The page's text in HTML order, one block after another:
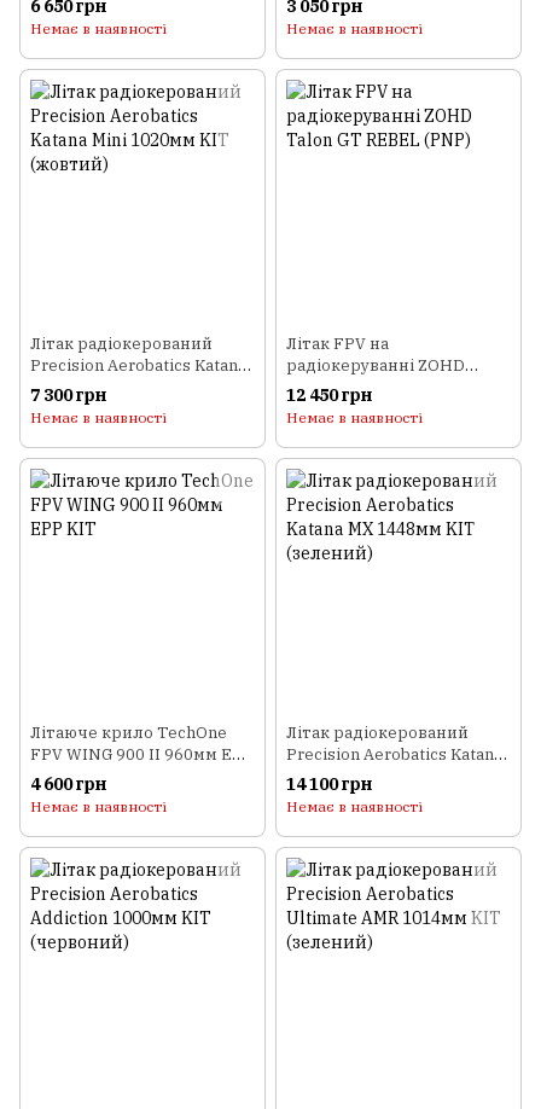
1800мм (KIT)
6 650 грн
Немає в наявності
3 050 грн
Немає в наявності
Літак радіокерований
Precision Aerobatics Katana
Mini 1020мм KIT (жовтий)
7 300 грн
Немає в наявності
Літак FPV на
радіокеруванні ZOHD
Talon GT REBEL (PNP)
12 450 грн
Немає в наявності
Літаюче крило TechOne
FPV WING 900 II 960мм EPP
KIT
4 600 грн
Немає в наявності
Літак радіокерований
Precision Aerobatics Katana
MX 1448мм KIT (зелений)
14 100 грн
Немає в наявності